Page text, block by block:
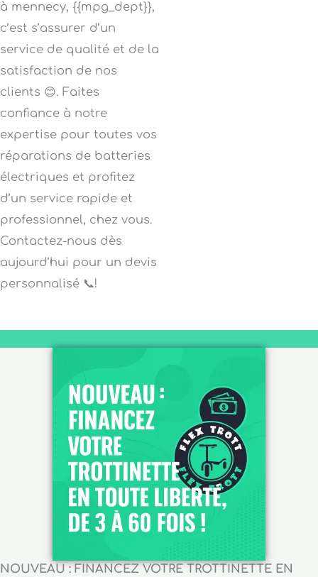
à mennecy, {{mpg_dept}},
c’est s’assurer d’un
service de qualité et de la
satisfaction de nos
clients 😊. Faites
confiance à notre
expertise pour toutes vos
réparations de batteries
électriques et profitez
d’un service rapide et
professionnel, chez vous.
Contactez-nous dès
aujourd’hui pour un devis
personnalisé 📞!
NOUVEAU : FINANCEZ VOTRE TROTTINETTE EN